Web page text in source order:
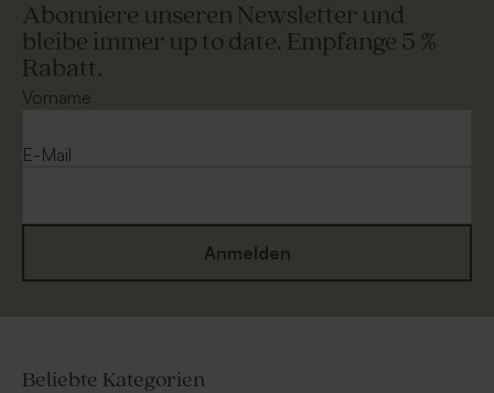
Abonniere unseren Newsletter und
bleibe immer up to date. Empfange 5 %
Rabatt.
Vorname
E-Mail
Anmelden
Beliebte Kategorien